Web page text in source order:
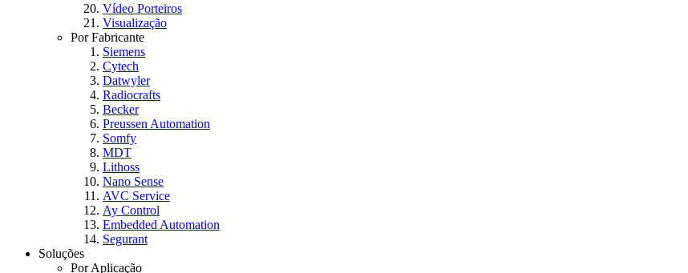
Vídeo Porteiros
Visualização
Por Fabricante
Siemens
Cytech
Datwyler
Radiocrafts
Becker
Preussen Automation
Somfy
MDT
Lithoss
Nano Sense
AVC Service
Ay Control
Embedded Automation
Segurant
Soluções
Por Aplicação